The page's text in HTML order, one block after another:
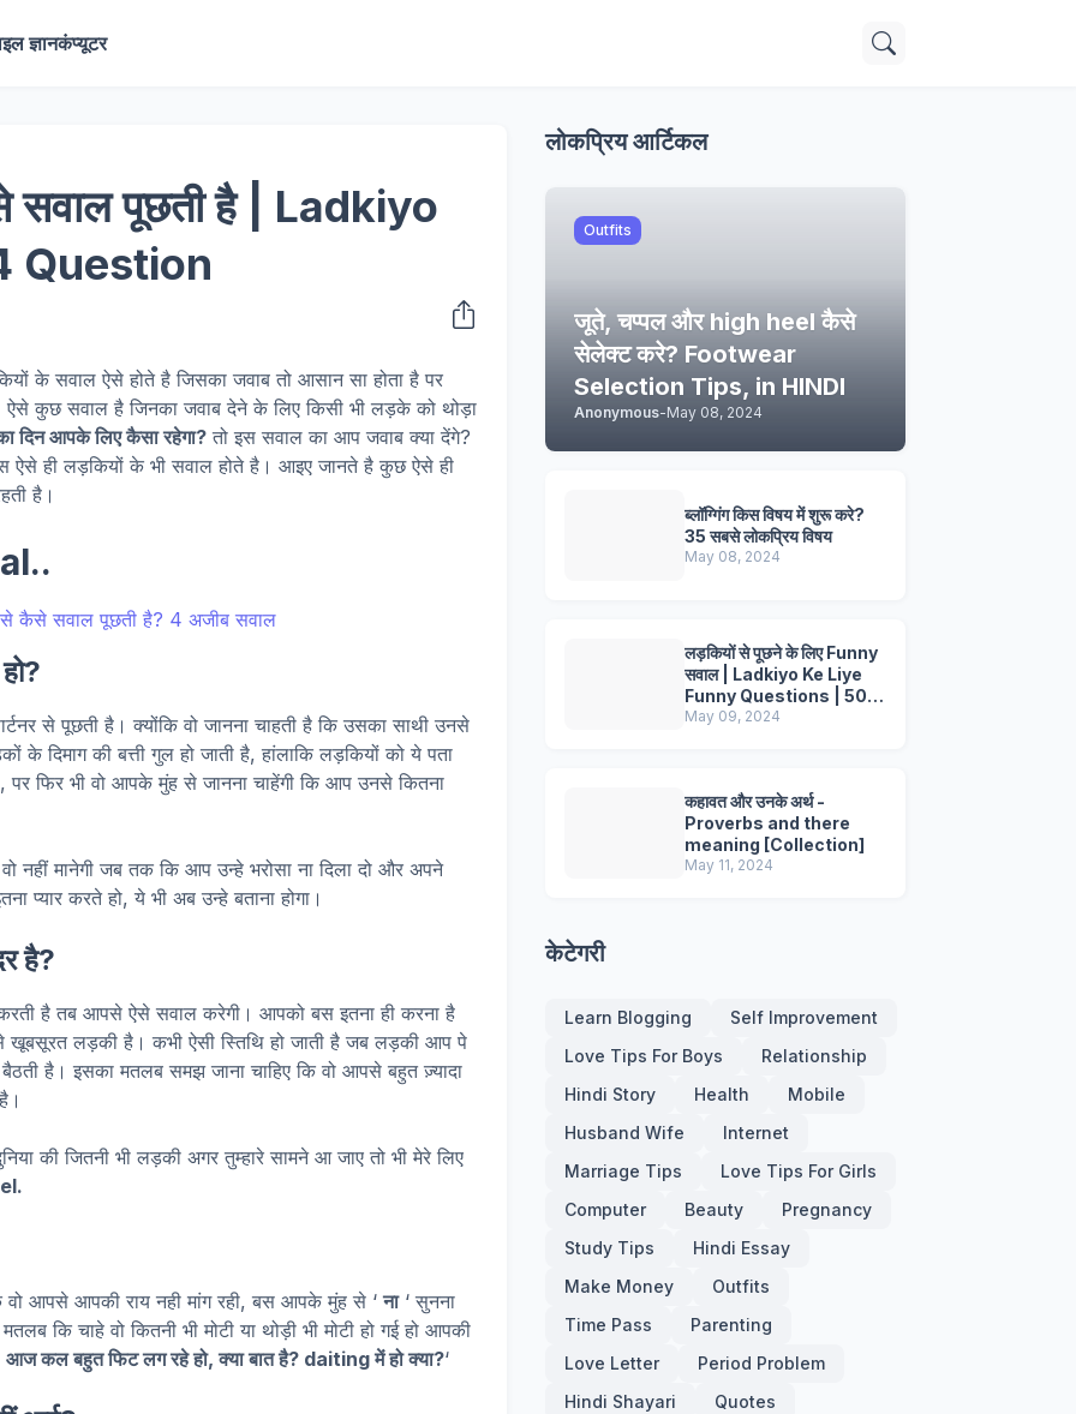
ज्ञानकंप्यूटर
पूछती है | Ladkiyo
Question
के सवाल ऐसे होते है जिसका जवाब तो आसान सा होता है पर
ऐसे कुछ सवाल है जिनका जवाब देने के लिए किसी भी लड़के को थोड़ा
दिन आपके लिए कैसा रहेगा? तो इस सवाल का आप जवाब क्या देंगे?
ही लड़कियों के भी सवाल होते है। आइए जानते है कुछ ऐसे ही
है।
से पूछती है। क्योंकि वो जानना चाहती है कि उसका साथी उनसे
के दिमाग की बत्ती गुल हो जाती है, हांलाकि लड़कियों को ये पता
पर फिर भी वो आपके मुंह से जानना चाहेंगी कि आप उनसे कितना
नहीं मानेगी जब तक कि आप उन्हे भरोसा ना दिला दो और अपने
प्यार करते हो, ये भी अब उन्हे बताना होगा।
है?
है तब आपसे ऐसे सवाल करेगी। आपको बस इतना ही करना है
खूबसूरत लड़की है। कभी ऐसी स्तिथि हो जाती है जब लड़की आप पे
है। इसका मतलब समझ जाना चाहिए कि वो आपसे बहुत ज़्यादा
की जितनी भी लड़की अगर तुम्हारे सामने आ जाए तो भी मेरे लिए
आपसे आपकी राय नही मांग रही, बस आपके मुंह से ‘ना‘ सुनना
कि चाहे वो कितनी भी मोटी या थोड़ी भी मोटी हो गई हो आपकी
आज कल बहुत फिट लग रहे हो, क्या बात है? daiting में हो क्या?‘
लोकप्रिय आर्टिकल
Outfits
जूते, चप्पल और high heel कैसे
सेलेक्ट करे? Footwear
Selection Tips, in HINDI
Anonymous-May 08, 2024
ब्लॉग्गिंग किस विषय में शुरू करे?
35 सबसे लोकप्रिय विषय
May 08, 2024
लड़कियों से पूछने के लिए Funny
सवाल | Ladkiyo Ke Liye
Funny Questions | 50+
Questions
May 09, 2024
कहावत और उनके अर्थ -
Proverbs and there
meaning [Collection]
May 11, 2024
केटेगरी
Learn Blogging
Self Improvement
Love Tips For Boys
Relationship
Hindi Story
Health
Mobile
Husband Wife
Internet
Marriage Tips
Love Tips For Girls
Computer
Beauty
Pregnancy
Study Tips
Hindi Essay
Make Money
Outfits
Time Pass
Parenting
Love Letter
Period Problem
Hindi Shayari
Quotes